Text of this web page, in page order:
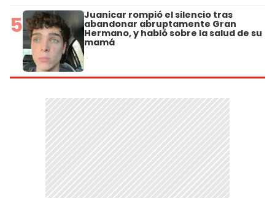
5 Juanicar rompió el silencio tras
abandonar abruptamente Gran
Hermano, y habló sobre la salud de su
mamá